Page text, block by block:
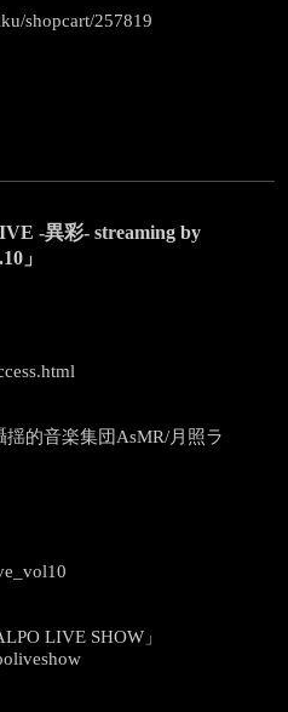
shopcart/257819
-異彩- streaming by
」
的音楽集団AsMR/月照ラ
LIVE SHOW」